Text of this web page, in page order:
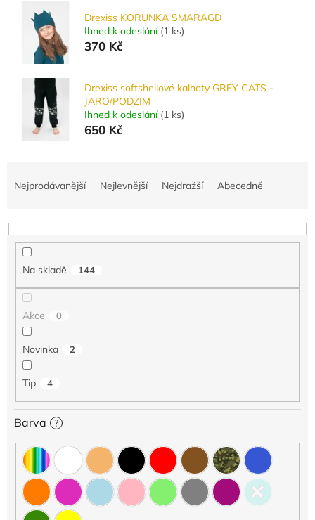
Drexiss KORUNKA SMARAGD
Ihned k odeslání (1 ks)
370 Kč
Drexiss softshellové kalhoty GREY CATS -
JARO/PODZIM
Ihned k odeslání (1 ks)
650 Kč
n
Nejprodávanější Nejlevnější Nejdražší Abecedně
Na skladě 144
Akce 0
Novinka 2
Tip 4
Barva ?